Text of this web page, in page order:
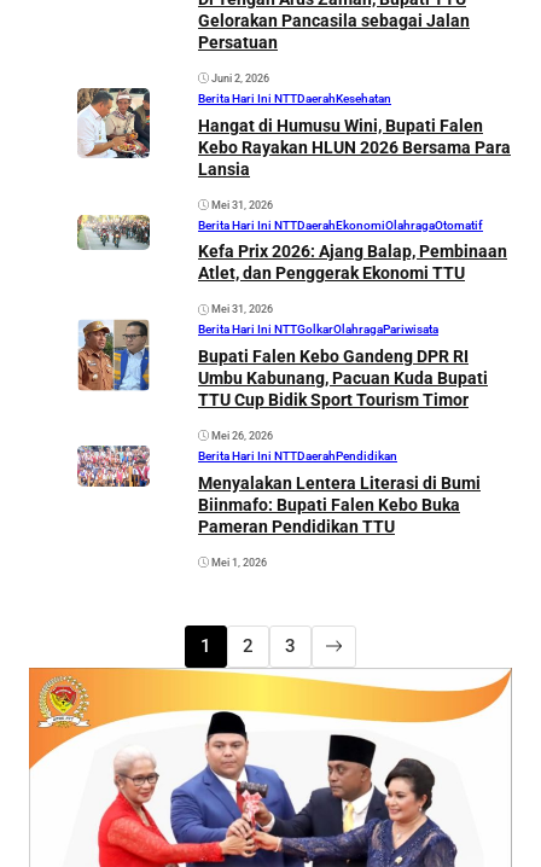
Gelorakan Pancasila sebagai Jalan
Persatuan
Juni 2, 2026
Berita Hari Ini NTTDaerahKesehatan
Hangat di Humusu Wini, Bupati Falen
Kebo Rayakan HLUN 2026 Bersama Para
Lansia
Mei 31, 2026
Berita Hari Ini NTTDaerahEkonomiOlahragaOtomatif
Kefa Prix 2026: Ajang Balap, Pembinaan
Atlet, dan Penggerak Ekonomi TTU
Mei 31, 2026
Berita Hari Ini NTTGolkarOlahragaPariwisata
Bupati Falen Kebo Gandeng DPR RI
Umbu Kabunang, Pacuan Kuda Bupati
TTU Cup Bidik Sport Tourism Timor
Mei 26, 2026
Berita Hari Ini NTTDaerahPendidikan
Menyalakan Lentera Literasi di Bumi
Biinmafo: Bupati Falen Kebo Buka
Pameran Pendidikan TTU
Mei 1, 2026
1 2 3